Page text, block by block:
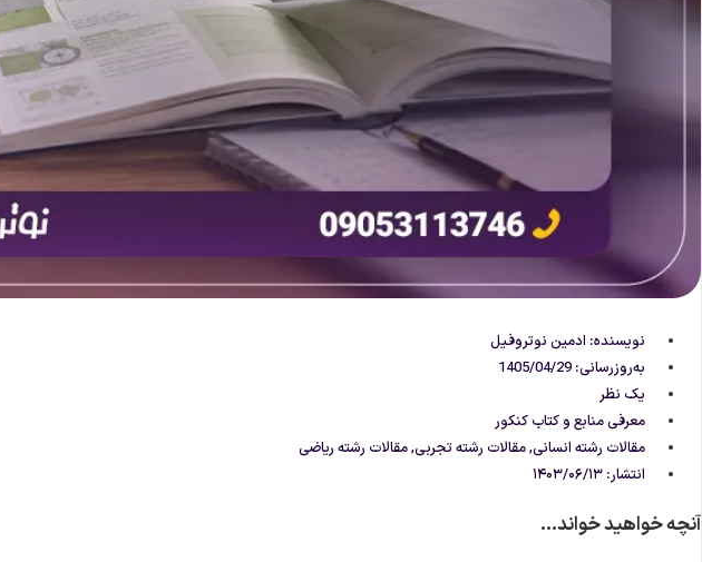
نویسنده: ادمین نوتروفیل
به‌روزرسانی: 1405/04/29
یک نظر
معرفی منابع و کتاب کنکور
مقالات رشته انسانی,مقالات رشته تجربی,مقالات رشته ریاضی
انتشار: ۱۴۰۳/۰۶/۱۳
آنچه خواهید خواند...